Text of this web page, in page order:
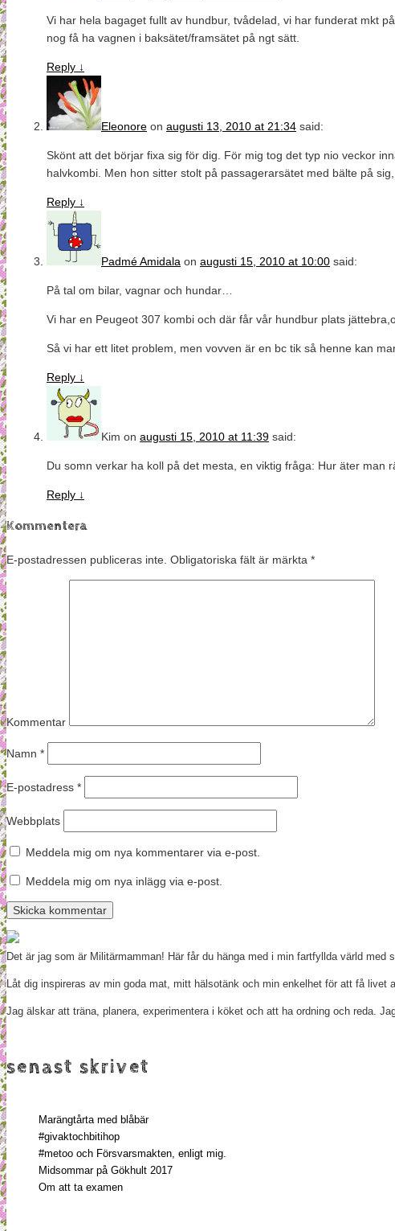
Vi har hela bagaget fullt av hundbur, tvådelad, vi har funderat mkt
nog få ha vagnen i baksätet/framsätet på ngt sätt.
Reply ↓
Eleonore on augusti 13, 2010 at 21:34 said:
Skönt att det börjar fixa sig för dig. För mig tog det typ nio veckor
halvkombi. Men hon sitter stolt på passagerarsätet med bälte på
Reply ↓
Padmé Amidala on augusti 15, 2010 at 10:00 said:
På tal om bilar, vagnar och hundar…
Vi har en Peugeot 307 kombi och där får vår hundbur plats
Så vi har ett litet problem, men vovven är en bc tik så henne kan
Reply ↓
Kim on augusti 15, 2010 at 11:39 said:
Du somn verkar ha koll på det mesta, en viktig fråga: Hur äter man
Reply ↓
Kommentera
E-postadressen publiceras inte. Obligatoriska fält är märkta *
Kommentar
Namn *
E-postadress *
Webbplats
Meddela mig om nya kommentarer via e-post.
Meddela mig om nya inlägg via e-post.
Det är jag som är Militärmamman! Här får du hänga med i min fartfyllda värld
Låt dig inspireras av min goda mat, mitt hälsotänk och min enkelhet för att få livet
Jag älskar att träna, planera, experimentera i köket och att ha ordning och reda.
senast skrivet
Marängtårta med blåbär
#givaktochbitihop
#metoo och Försvarsmakten, enligt mig.
Midsommar på Gökhult 2017
Om att ta examen